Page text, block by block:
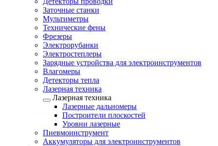
Заточные станки
Мультиметры
Технические фены
Фрезеры
Электрорубанки
Электростеплеры
Зарядные устройства для электроинструментов
Влагомеры
Детекторы тепла
Лазерная техника
Лазерная техника
Лазерные дальномеры
Построители плоскостей
Уровни лазерные
Пневмоинструмент
Аккумуляторы для электроинструментов